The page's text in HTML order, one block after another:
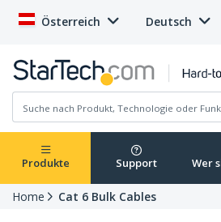
Österreich Deutsch
Produkte Support Wer
Home Cat 6 Bulk Cables